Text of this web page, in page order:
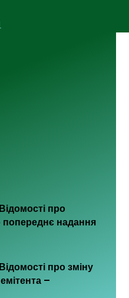
про
попереднє надання
про зміну
–